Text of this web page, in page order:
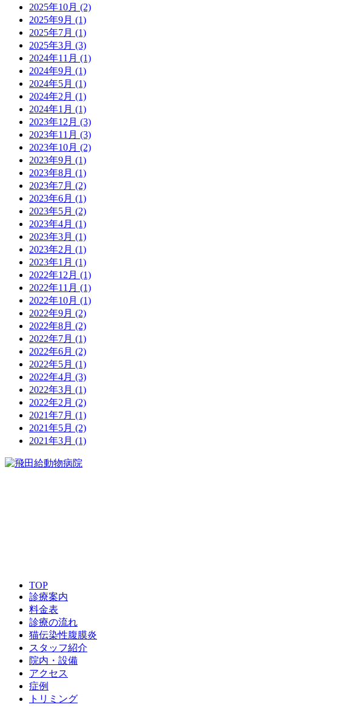
2025年10月 (2)
2025年9月 (1)
2025年7月 (1)
2025年3月 (3)
2024年11月 (1)
2024年9月 (1)
2024年5月 (1)
2024年2月 (1)
2024年1月 (1)
2023年12月 (3)
2023年11月 (3)
2023年10月 (2)
2023年9月 (1)
2023年8月 (1)
2023年7月 (2)
2023年6月 (1)
2023年5月 (2)
2023年4月 (1)
2023年3月 (1)
2023年2月 (1)
2023年1月 (1)
2022年12月 (1)
2022年11月 (1)
2022年10月 (1)
2022年9月 (2)
2022年8月 (2)
2022年7月 (1)
2022年6月 (2)
2022年5月 (1)
2022年4月 (3)
2022年3月 (1)
2022年2月 (2)
2021年7月 (1)
2021年5月 (2)
2021年3月 (1)
TOP
診療案内
料金表
診療の流れ
猫伝染性腹膜炎
スタッフ紹介
院内・設備
アクセス
症例
トリミング